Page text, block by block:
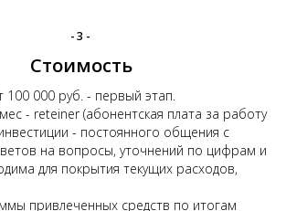
-3-
Стоимость
100 000 руб. - первый этап.
- reteiner (абонентская плата за работу
- постоянного общения с
на вопросы, уточнений по цифрам и
для покрытия текущих расходов,
привлеченных средств по итогам